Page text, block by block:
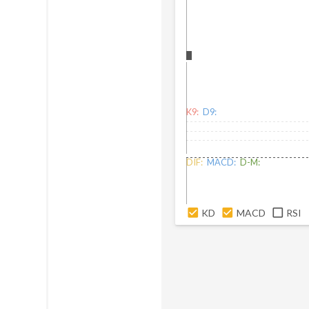
K9: D9:
DIF: MACD: D-M:
KD MACD RSI